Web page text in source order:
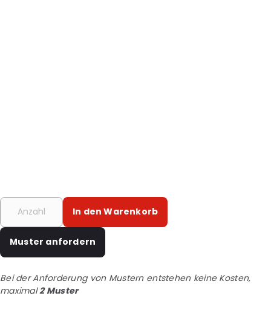
In den Warenkorb
Muster anfordern
Bei der Anforderung von Mustern entstehen keine Kosten,
maximal2 Muster